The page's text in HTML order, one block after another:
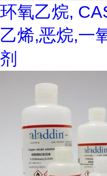
环氧乙烷,
乙烯,恶烷,一
剂